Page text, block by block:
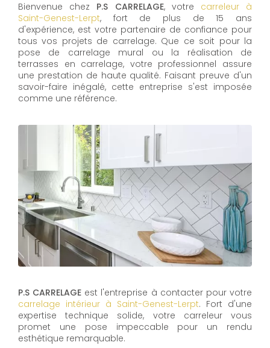
Bienvenue chez P.S CARRELAGE, votre carreleur à
Saint-Genest-Lerpt, fort de plus de 15 ans
d'expérience, est votre partenaire de confiance pour
tous vos projets de carrelage. Que ce soit pour la
pose de carrelage mural ou la réalisation de
terrasses en carrelage, votre professionnel assure
une prestation de haute qualité. Faisant preuve d'un
savoir-faire inégalé, cette entreprise s'est imposée
comme une référence.
P.S CARRELAGE est l'entreprise à contacter pour votre
carrelage intérieur à Saint-Genest-Lerpt. Fort d'une
expertise technique solide, votre carreleur vous
promet une pose impeccable pour un rendu
esthétique remarquable.